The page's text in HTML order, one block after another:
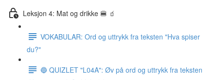
Leksjon 4: Mat og drikke 🍔 🧃
VOKABULAR: Ord og uttrykk fra teksten "Hva spiser
du?"
🔵 QUIZLET "L04A": Øv på ord og uttrykk fra teksten